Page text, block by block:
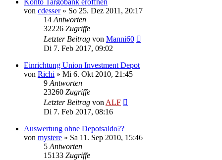
von cdesser» So 25. Dez 2011, 20:17
14 Antworten
32226 Zugriffe
Letzter Beitrag von Manni60
Di 7. Feb 2017, 09:02
Einrichtung Union Investment Depot
von Richi » Mi 6. Okt 2010, 21:45
9 Antworten
23260 Zugriffe
Letzter Beitrag von ALF
Di 7. Feb 2017, 08:16
Auswertung ohne Depotsaldo??
von mystere » Sa 11. Sep 2010, 15:46
5 Antworten
15133 Zugriffe